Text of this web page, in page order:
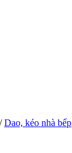
/Dao, kéo nhà bếp